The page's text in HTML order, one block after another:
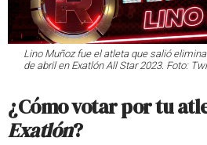
Lino Muñoz fue el atleta que salió
de abril en Exatlón All Star 2023. Foto:
¿Cómovotar portu
Exatlón?